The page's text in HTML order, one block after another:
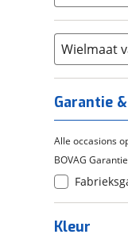
Flyer (0)
Overig ( 0
21+
Staal (0 )
Tica
Wielmaat
Garantie
Alle occasions
BOVAG
Kleur